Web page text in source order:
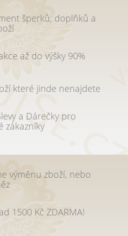
šperků, doplňků a
až do výšky 90%
které jinde nenajdete
a Dárečky pro
zákazníky
výměnu zboží, nebo
1500 Kč ZDARMA!